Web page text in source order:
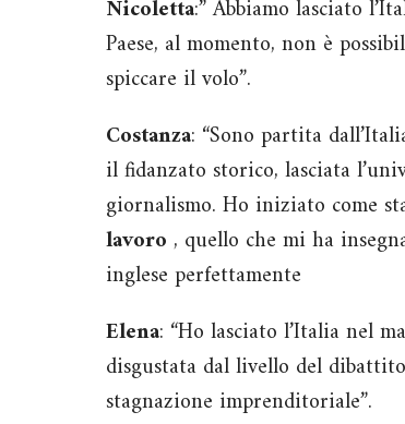
Nicoletta:” Abbiamo lasciato
Paese, al momento, non è
spiccare il volo”.
Costanza: “Sono partita
il fidanzato storico, lasciata
giornalismo. Ho iniziato come
lavoro , quello che mi ha
inglese perfettamente
Elena: “Ho lasciato l’Italia nel
disgustata dal livello del
stagnazione imprenditoriale”.